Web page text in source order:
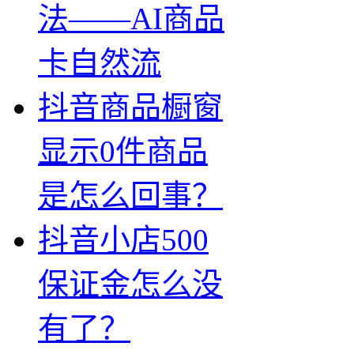
法——AI商品
卡自然流
抖音商品橱窗
显示0件商品
是怎么回事？
抖音小店500
保证金怎么没
有了？